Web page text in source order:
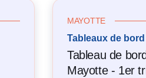
MAYOTTE
Tableaux de bord
Tableau de
Mayotte - 1er